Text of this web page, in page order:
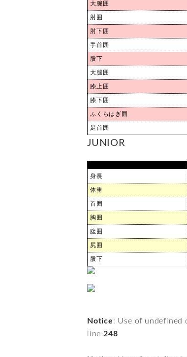
大腕囲
肘囲
肘下囲
手首囲
股下
大腿囲
膝上囲
膝下囲
ふくらはぎ囲
足首囲
JUNIOR
身長
体重
首囲
胸囲
腹囲
尻囲
股下
Notice: Use of undefined
line 248